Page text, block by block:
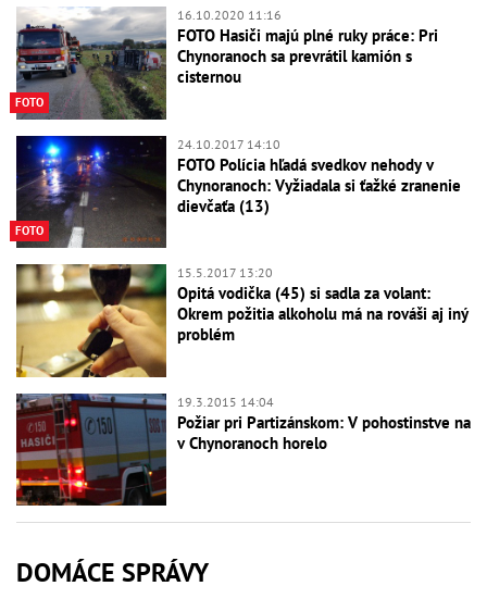
FOTO
16.10.2020 11:16
FOTO Hasiči majú plné ruky práce: Pri
Chynoranoch sa prevrátil kamión s
cisternou
FOTO
24.10.2017 14:10
FOTO Polícia hľadá svedkov nehody v
Chynoranoch: Vyžiadala si ťažké zranenie
dievčaťa (13)
15.5.2017 13:20
Opitá vodička (45) si sadla za volant:
Okrem požitia alkoholu má na rováši aj iný
problém
19.3.2015 14:04
Požiar pri Partizánskom: V pohostinstve na
v Chynoranoch horelo
DOMÁCE SPRÁVY